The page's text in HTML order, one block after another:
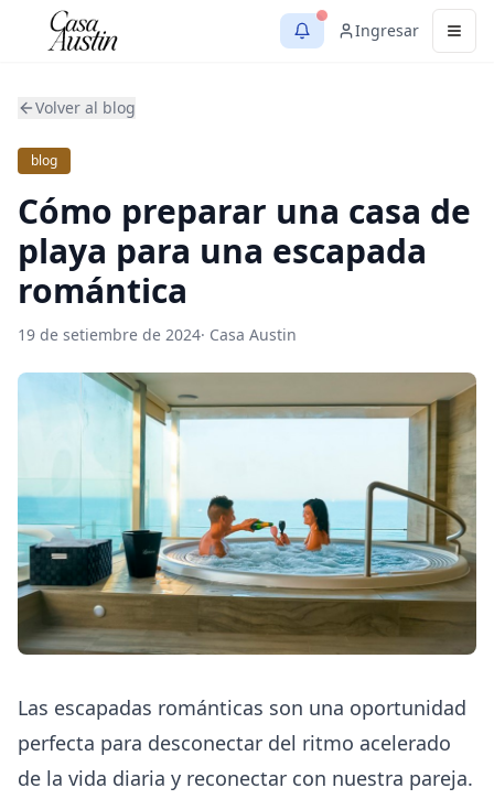
Ingresar
Volver al blog
blog
Cómo preparar una casa de
playa para una escapada
romántica
19 de setiembre de 2024· Casa Austin
Las escapadas románticas son una oportunidad
perfecta para desconectar del ritmo acelerado
de la vida diaria y reconectar con nuestra pareja.